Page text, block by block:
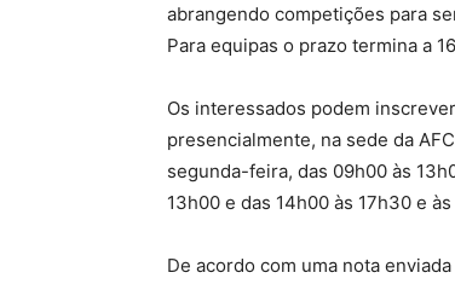
abrangendo competições para
Para equipas o prazo termina a
Os interessados podem
presencialmente, na sede da
segunda-feira, das 09h00 às
13h00 e das 14h00 às 17h30 e
De acordo com uma nota